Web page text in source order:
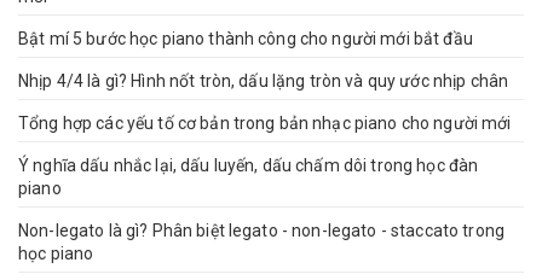
Bật mí 5 bước học piano thành công cho người mới bắt đầu
Nhịp 4/4 là gì? Hình nốt tròn, dấu lặng tròn và quy ước nhịp chân
Tổng hợp các yếu tố cơ bản trong bản nhạc piano cho người mới
Ý nghĩa dấu nhắc lại, dấu luyến, dấu chấm dôi trong học đàn
piano
Non-legato là gì? Phân biệt legato - non-legato - staccato trong
học piano